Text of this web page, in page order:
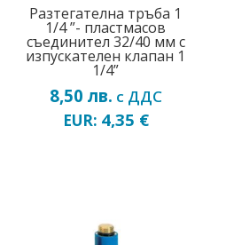
Разтегателна тръба 1
1/4 ”- пластмасов
съединител 32/40 мм с
изпускателен клапан 1
1/4”
8,50 лв. с ДДС
EUR: 4,35 €